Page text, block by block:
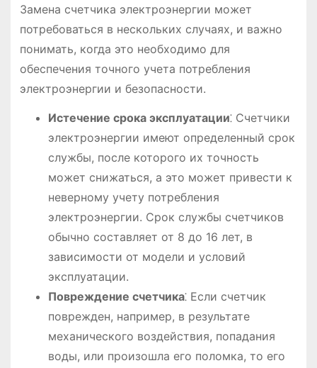
Замена счетчика электроэнергии может
потребоваться в нескольких случаях, и важно
понимать, когда это необходимо для
обеспечения точного учета потребления
электроэнергии и безопасности.
Истечение срока эксплуатации⁚ Счетчики
электроэнергии имеют определенный срок
службы, после которого их точность
может снижаться, а это может привести к
неверному учету потребления
электроэнергии. Срок службы счетчиков
обычно составляет от 8 до 16 лет, в
зависимости от модели и условий
эксплуатации.
Повреждение счетчика⁚ Если счетчик
поврежден, например, в результате
механического воздействия, попадания
воды, или произошла его поломка, то его